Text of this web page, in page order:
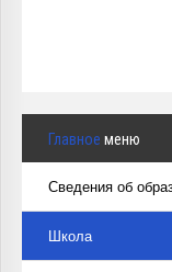
Главное меню
Сведения об
Школа